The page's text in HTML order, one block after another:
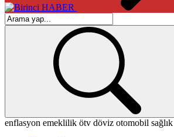
enflasyon emeklilik ötv döviz otomobil sağlık